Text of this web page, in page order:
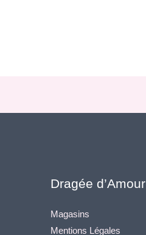
Dragée d’Amour
Magasins
Mentions Légales